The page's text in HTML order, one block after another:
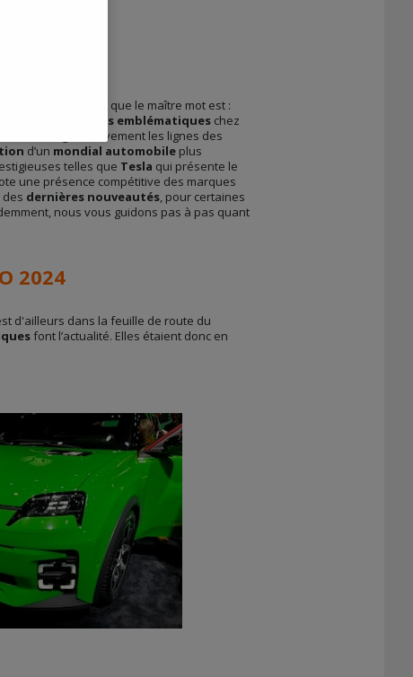
puisse dire, c’est que le maître mot est :
formes emblématiques chez
très significativement les lignes des
d’un mondial automobile plus
telles que Tesla qui présente le
une présence compétitive des marques
des dernières nouveautés, pour certaines
nous vous guidons pas à pas quant
2024
d'ailleurs dans la feuille de route du
font l’actualité. Elles étaient donc en